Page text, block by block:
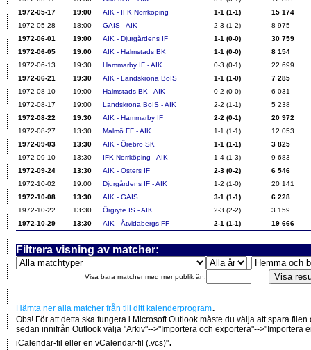
1972-05-17
19:00 AIK - IFK Norrköping 1-1 (1-1)
15 174
1972-05-28
18:00 GAIS - AIK 2-3 (1-2)
8 975
1972-06-01
19:00 AIK - Djurgårdens IF 1-1 (0-0)
30 759
1972-06-05
19:00 AIK - Halmstads BK 1-1 (0-0)
8 154
1972-06-13
19:30 Hammarby IF - AIK 0-3 (0-1)
22 699
1972-06-21
19:30 AIK - Landskrona BoIS 1-1 (1-0)
7 285
1972-08-10
19:00 Halmstads BK - AIK 0-2 (0-0)
6 031
1972-08-17
19:00 Landskrona BoIS - AIK 2-2 (1-1)
5 238
1972-08-22
19:30 AIK - Hammarby IF 2-2 (0-1)
20 972
1972-08-27
13:30 Malmö FF - AIK 1-1 (1-1)
12 053
1972-09-03
13:30 AIK - Örebro SK 1-1 (1-1)
3 825
1972-09-10
13:30 IFK Norrköping - AIK 1-4 (1-3)
9 683
1972-09-24
13:30 AIK - Östers IF 2-3 (0-2)
6 546
1972-10-02
19:00 Djurgårdens IF - AIK 1-2 (1-0)
20 141
1972-10-08
13:30 AIK - GAIS 3-1 (1-1)
6 228
1972-10-22
13:30 Örgryte IS - AIK 2-3 (2-2)
3 159
1972-10-29
13:30 AIK - Åtvidabergs FF 2-1 (1-1) 19 666
Filtrera visning av matcher:
Visa bara matcher med mer publik än:
Hämta ner alla matcher från till ditt kalenderprogram.
Obs! För att detta ska fungera i Microsoft Outlook måste du välja att spara filen
sedan innifrån Outlook välja "Arkiv"-->"Importera och exportera"-->"Importera
iCalendar-fil eller en vCalendar-fil (.vcs)".